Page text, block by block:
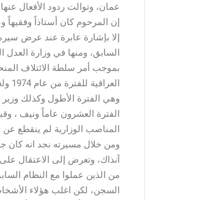
عمان، وتوالت ردود الأفعال
إن المرحوم كان أستاذاً وفقيهاً
إلا بإشارة عابرة عند عرض
وهي الفترة الأطول وكذلك وزير
المناصب الوزارية لم ينقطع عن
ومن خلال مسيرته نجد انه كان
من الذين عملوا مع النظام
السجن، لكن اغلب هؤلاء